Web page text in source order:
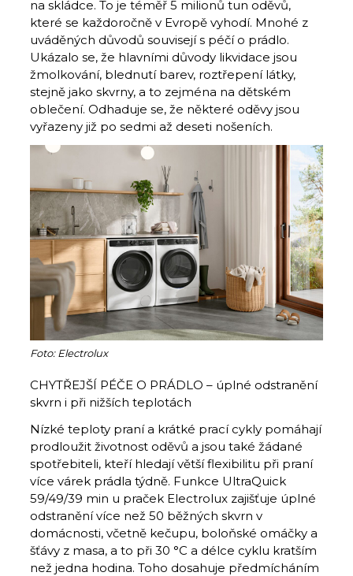
na skládce. To je téměř 5 milionů tun oděvů,
které se každoročně v Evropě vyhodí. Mnohé z
uváděných důvodů souvisejí s péčí o prádlo.
Ukázalo se, že hlavními důvody likvidace jsou
žmolkování, blednutí barev, roztřepení látky,
stejně jako skvrny, a to zejména na dětském
oblečení. Odhaduje se, že některé oděvy jsou
vyřazeny již po sedmi až deseti nošeních.
Foto: Electrolux
CHYTŘEJŠÍ PÉČE O PRÁDLO – úplné odstranění
skvrn i při nižších teplotách
Nízké teploty praní a krátké prací cykly pomáhají
prodloužit životnost oděvů a jsou také žádané
spotřebiteli, kteří hledají větší flexibilitu při praní
více várek prádla týdně. Funkce UltraQuick
59/49/39 min u praček Electrolux zajišťuje úplné
odstranění více než 50 běžných skvrn v
domácnosti, včetně kečupu, boloňské omáčky a
šťávy z masa, a to při 30 °C a délce cyklu kratším
než jedna hodina. Toho dosahuje předmícháním